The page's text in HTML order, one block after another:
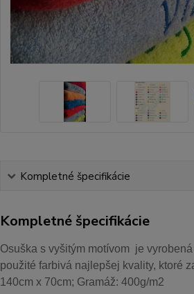
Kompletné špecifikácie
Kompletné špecifikácie
Osuška s vyšitým motívom je
použité farbivá najlepšej kvality, ktoré
140cm x 70cm; Gramáž: 400g/m2